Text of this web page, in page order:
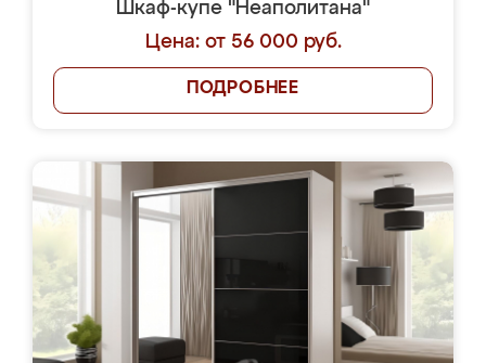
Шкаф-купе "Неаполитана"
Цена: от 56 000 руб.
ПОДРОБНЕЕ